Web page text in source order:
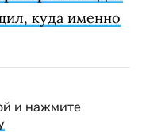
куда именно
и нажмите